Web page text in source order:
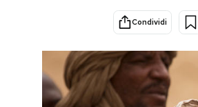
Storie/Idee
Ok Boomer!
Media
Europa
Altrecose
Condividi